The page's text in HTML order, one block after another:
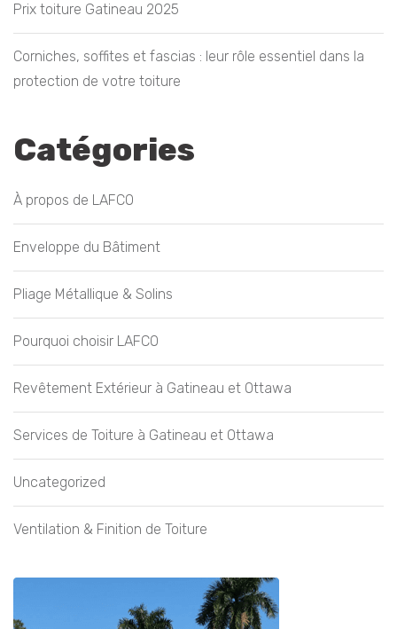
Prix toiture Gatineau 2025
Corniches, soffites et fascias : leur rôle essentiel dans la
protection de votre toiture
Catégories
À propos de LAFCO
Enveloppe du Bâtiment
Pliage Métallique & Solins
Pourquoi choisir LAFCO
Revêtement Extérieur à Gatineau et Ottawa
Services de Toiture à Gatineau et Ottawa
Uncategorized
Ventilation & Finition de Toiture